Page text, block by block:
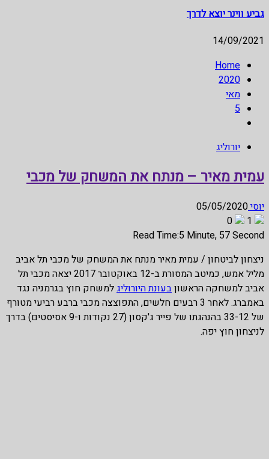
גביע ווינר יוצא לדרך
14/09/2021
Home
2020
מאי
5
יורוליג
עמית מאיר – מנתח את המשחק של מכבי
יוסי05/05/2020
1
0
Read Time:5 Minute, 57 Second
ניצחון לביטחון / עמית מאיר מנתח את המשחק של מכבי תל אביב
מליל אמש, כמיטב המסורת ב-12 באוקטובר 2017 יצאה מכבי תל
אביב למשחקה הראשוןבעונת היורוליגלמשחק חוץ בגרמניה נגד
באמברג. לאחר 3 רבעים חלשים, התפוצצה מכבי ברבע רביעי מטורף
של 33-12 בהנהגתו של פייר ג'קסון (27 נקודות ו-9 אסיסטים) בדרך
לניצחון חוץ יפה.